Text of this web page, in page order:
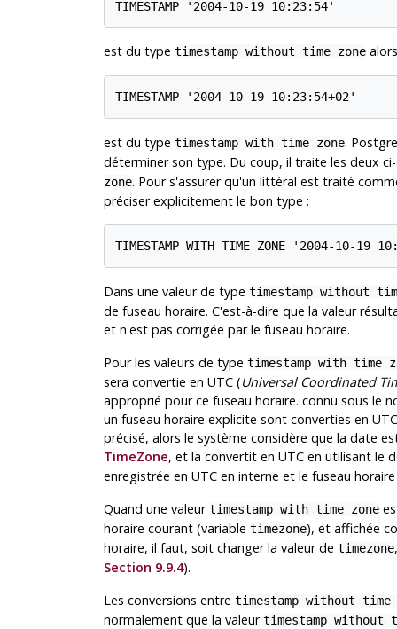
TIMESTAMP '2004-10-19 10:23:54'
est du type timestamp without time zone
TIMESTAMP '2004-10-19 10:23:54+02'
est du type timestamp with time zone.
déterminer son type. Du coup, il traite les deux
zone. Pour s'assurer qu'un littéral est traité
préciser explicitement le bon type :
TIMESTAMP WITH TIME ZONE '2004-10-19
Dans une valeur de type timestamp without
de fuseau horaire. C'est-à-dire que la valeur
et n'est pas corrigée par le fuseau horaire.
Pour les valeurs de type timestamp with time
sera convertie en UTC (Universal Coordinated
approprié pour ce fuseau horaire. connu sous le
un fuseau horaire explicite sont converties en
précisé, alors le système considère que la date
TimeZone, et la convertit en UTC en utilisant le
enregistrée en UTC en interne et le fuseau
Quand une valeurtimestamp with time zone
horaire courant (variable timezone), et affichée
horaire, il faut, soit changer la valeur de timezone
Section 9.9.4).
Les conversions entre timestamp without time
normalement que la valeurtimestamp without